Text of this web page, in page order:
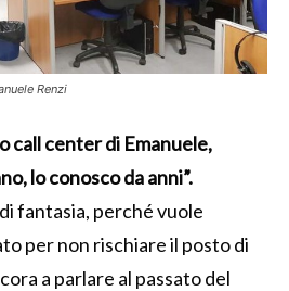
Renzi
call center di Emanuele,
lo conosco da anni”.
fantasia, perché vuole
per non rischiare il posto di
a parlare al passato del